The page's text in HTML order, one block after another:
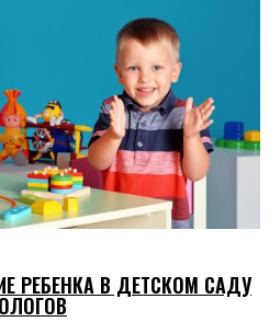
РЕБЕНКА В ДЕТСКОМ САДУ